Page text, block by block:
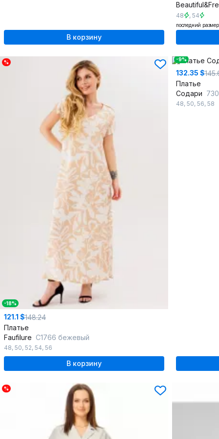
В корзину
48 , 54
последний размер
%
-18%
121.1 $148.24
Платье
Faufilure C1766 бежевый
48, 50, 52, 54, 56
В корзину
-9%
132.35 $
Платье
Содари
48, 50, 56, 58
%